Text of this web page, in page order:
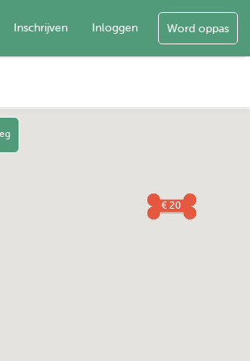
Inschrijven Inloggen Word oppas
€ 20